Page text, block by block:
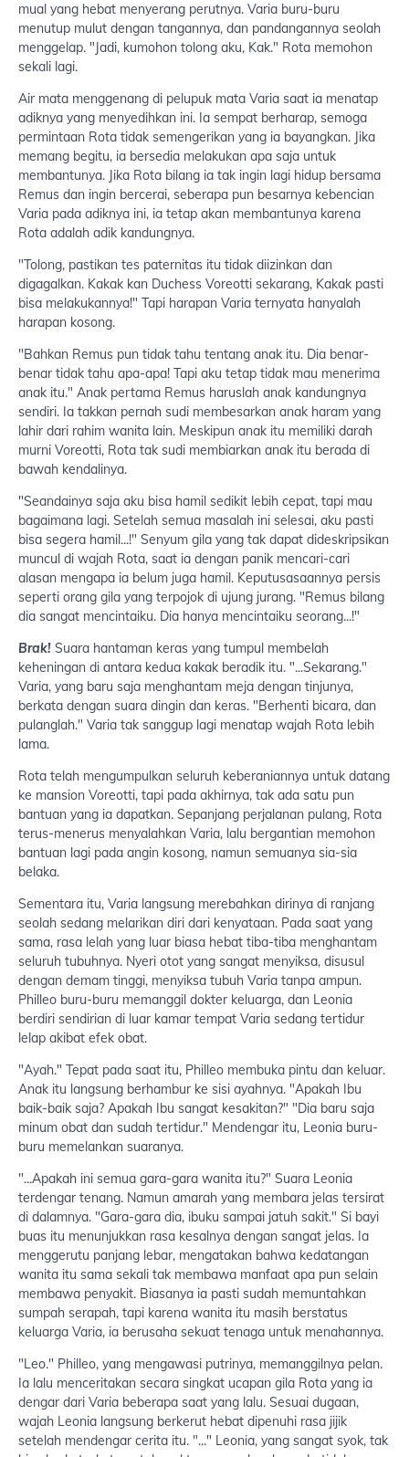
mual yang hebat menyerang perutnya. Varia buru-buru
menutup mulut dengan tangannya, dan pandangannya seolah
menggelap. "Jadi, kumohon tolong aku, Kak." Rota memohon
sekali lagi.
Air mata menggenang di pelupuk mata Varia saat ia menatap
adiknya yang menyedihkan ini. Ia sempat berharap, semoga
permintaan Rota tidak semengerikan yang ia bayangkan. Jika
memang begitu, ia bersedia melakukan apa saja untuk
membantunya. Jika Rota bilang ia tak ingin lagi hidup bersama
Remus dan ingin bercerai, seberapa pun besarnya kebencian
Varia pada adiknya ini, ia tetap akan membantunya karena
Rota adalah adik kandungnya.
"Tolong, pastikan tes paternitas itu tidak diizinkan dan
digagalkan. Kakak kan Duchess Voreotti sekarang, Kakak pasti
bisa melakukannya!" Tapi harapan Varia ternyata hanyalah
harapan kosong.
"Bahkan Remus pun tidak tahu tentang anak itu. Dia benar-
benar tidak tahu apa-apa! Tapi aku tetap tidak mau menerima
anak itu." Anak pertama Remus haruslah anak kandungnya
sendiri. Ia takkan pernah sudi membesarkan anak haram yang
lahir dari rahim wanita lain. Meskipun anak itu memiliki darah
murni Voreotti, Rota tak sudi membiarkan anak itu berada di
bawah kendalinya.
"Seandainya saja aku bisa hamil sedikit lebih cepat, tapi mau
bagaimana lagi. Setelah semua masalah ini selesai, aku pasti
bisa segera hamil...!" Senyum gila yang tak dapat dideskripsikan
muncul di wajah Rota, saat ia dengan panik mencari-cari
alasan mengapa ia belum juga hamil. Keputusasaannya persis
seperti orang gila yang terpojok di ujung jurang. "Remus bilang
dia sangat mencintaiku. Dia hanya mencintaiku seorang...!"
Brak! Suara hantaman keras yang tumpul membelah
keheningan di antara kedua kakak beradik itu. "...Sekarang."
Varia, yang baru saja menghantam meja dengan tinjunya,
berkata dengan suara dingin dan keras. "Berhenti bicara, dan
pulanglah." Varia tak sanggup lagi menatap wajah Rota lebih
lama.
Rota telah mengumpulkan seluruh keberaniannya untuk datang
ke mansion Voreotti, tapi pada akhirnya, tak ada satu pun
bantuan yang ia dapatkan. Sepanjang perjalanan pulang, Rota
terus-menerus menyalahkan Varia, lalu bergantian memohon
bantuan lagi pada angin kosong, namun semuanya sia-sia
belaka.
Sementara itu, Varia langsung merebahkan dirinya di ranjang
seolah sedang melarikan diri dari kenyataan. Pada saat yang
sama, rasa lelah yang luar biasa hebat tiba-tiba menghantam
seluruh tubuhnya. Nyeri otot yang sangat menyiksa, disusul
dengan demam tinggi, menyiksa tubuh Varia tanpa ampun.
Philleo buru-buru memanggil dokter keluarga, dan Leonia
berdiri sendirian di luar kamar tempat Varia sedang tertidur
lelap akibat efek obat.
"Ayah." Tepat pada saat itu, Philleo membuka pintu dan keluar.
Anak itu langsung berhambur ke sisi ayahnya. "Apakah Ibu
baik-baik saja? Apakah Ibu sangat kesakitan?" "Dia baru saja
minum obat dan sudah tertidur." Mendengar itu, Leonia buru-
buru memelankan suaranya.
"...Apakah ini semua gara-gara wanita itu?" Suara Leonia
terdengar tenang. Namun amarah yang membara jelas tersirat
di dalamnya. "Gara-gara dia, ibuku sampai jatuh sakit." Si bayi
buas itu menunjukkan rasa kesalnya dengan sangat jelas. Ia
menggerutu panjang lebar, mengatakan bahwa kedatangan
wanita itu sama sekali tak membawa manfaat apa pun selain
membawa penyakit. Biasanya ia pasti sudah memuntahkan
sumpah serapah, tapi karena wanita itu masih berstatus
keluarga Varia, ia berusaha sekuat tenaga untuk menahannya.
"Leo." Philleo, yang mengawasi putrinya, memanggilnya pelan.
Ia lalu menceritakan secara singkat ucapan gila Rota yang ia
dengar dari Varia beberapa saat yang lalu. Sesuai dugaan,
wajah Leonia langsung berkerut hebat dipenuhi rasa jijik
setelah mendengar cerita itu. "..." Leonia, yang sangat syok, tak